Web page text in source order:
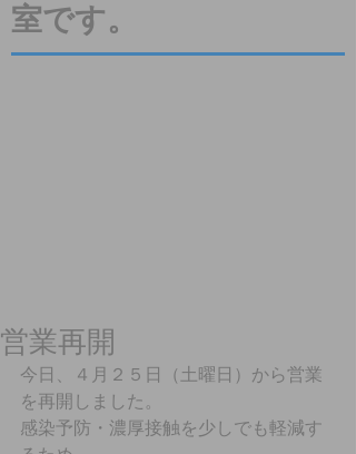
室です。
営業再開
今日、４月２５日（土曜日）から営業
を再開しました。
感染予防・濃厚接触を少しでも軽減す